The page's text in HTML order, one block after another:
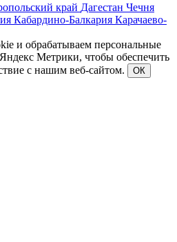
край Дагестан Чечня
Кабардино-Балкария Карачаево-
и обрабатываем персональные
Метрики, чтобы обеспечить
с нашим веб-сайтом.
ОК